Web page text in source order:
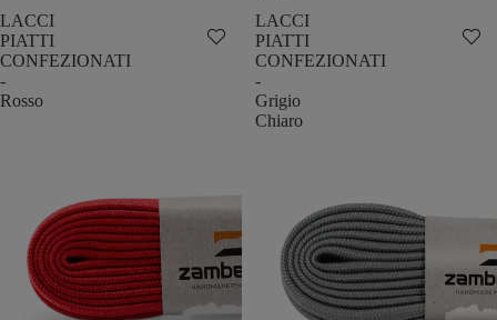
LACCI
PIATTI
CONFEZIONATI
-
Rosso
LACCI
PIATTI
CONFEZIONATI
-
Grigio
Chiaro